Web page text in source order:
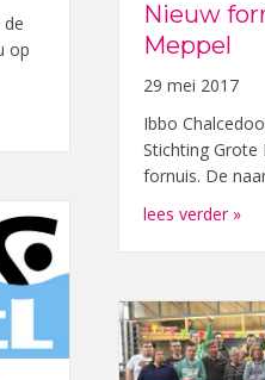
op
voor elk kind!
Nieuw
Meppel
29 mei 2017
Ibbo
Stichting Grote
fornuis. De
lees verder »